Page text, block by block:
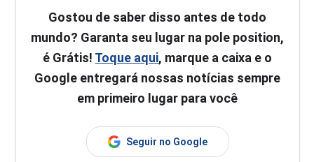
Gostou de saber disso antes de todo
mundo? Garanta seu lugar na pole position,
é Grátis! Toque aqui, marque a caixa e o
Google entregará nossas notícias sempre
em primeiro lugar para você
Seguir no Google